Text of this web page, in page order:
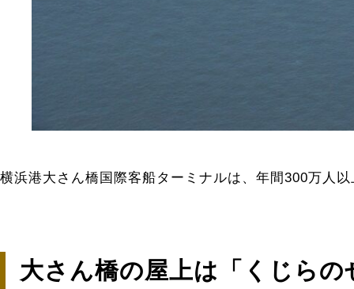
横浜港大さん橋国際客船ターミナルは、年間300万人
大さん橋の屋上は「くじらの